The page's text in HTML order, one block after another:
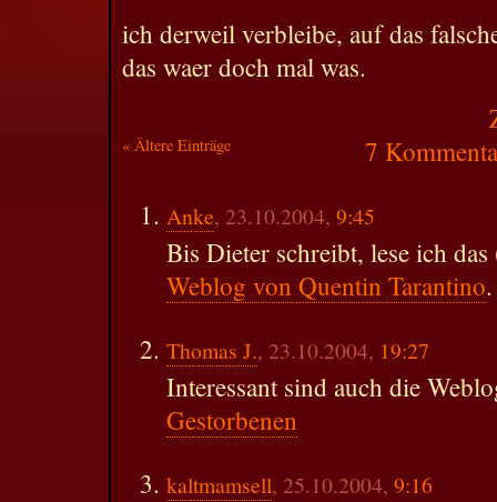
ich derweil verbleibe, auf das
das waer doch mal was.
« Ältere Einträge 7
Anke, 23.10.2004, 9:45
Bis Dieter schreibt, lese ich
Weblog von Quentin Tarantino.
Thomas J., 23.10.2004, 19:27
Interessant sind auch die
Gestorbenen
kaltmamsell, 25.10.2004, 9:16